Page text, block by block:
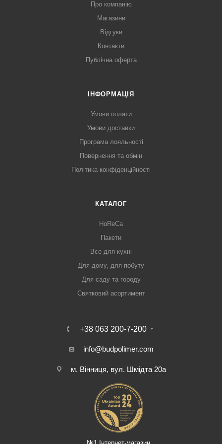
Про компанію
Магазини
Відгуки
Контакти
Публічна оферта
ІНФОРМАЦІЯ
Умови оплати
Умови доставки
Програма лояльності
Повернення та обмін
Політика конфіденційності
КАТАЛОГ
HoReCa
Пакети
Все для кухні
Для дому, для побуту
Для саду та городу
Святковий асортимент
+38 063 200-7-200
info@budpolimer.com
м. Вінниця, вул. Шмідта 20а